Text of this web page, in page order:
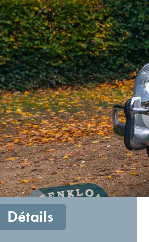
Détails